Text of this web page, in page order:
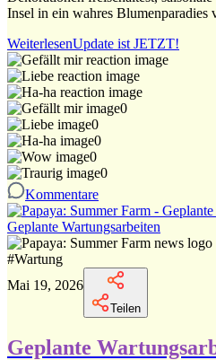
Insel in ein wahres Blumenparadies
WeiterlesenUpdate ist JETZT!
0
0
0
0
0
Kommentare
Geplante Wartungsarbeiten
#Wartung
Mai 19, 2026
Teilen
Geplante